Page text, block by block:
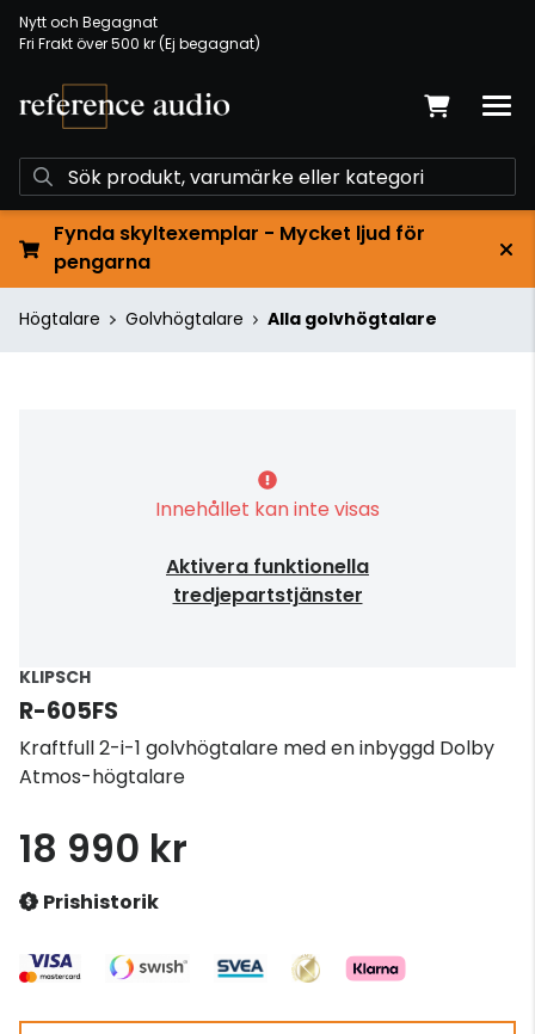
Nytt och Begagnat
Fri Frakt över 500 kr (Ej begagnat)
Fynda skyltexemplar - Mycket ljud för
pengarna
Högtalare Golvhögtalare Alla golvhögtalare
Innehållet kan inte visas
Aktivera funktionella
tredjepartstjänster
KLIPSCH
R-605FS
Kraftfull 2-i-1 golvhögtalare med en inbyggd Dolby
Atmos-högtalare
18 990 kr
Prishistorik